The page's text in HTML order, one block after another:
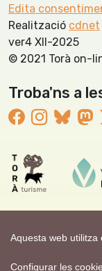
Aquesta web utilitza
Configurar les
Edita
Realització cdnet
ver4 XII-2025
© 2021 Torà on-
Troba'ns a